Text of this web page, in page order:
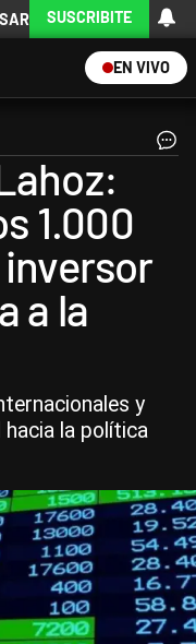
SUSCRIBITE
EN VIVO
1.000
a la
y
la política